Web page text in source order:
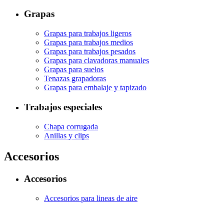
Grapas
Grapas para trabajos ligeros
Grapas para trabajos medios
Grapas para trabajos pesados
Grapas para clavadoras manuales
Grapas para suelos
Tenazas grapadoras
Grapas para embalaje y tapizado
Trabajos especiales
Chapa corrugada
Anillas y clips
Accesorios
Accesorios
Accesorios para lineas de aire